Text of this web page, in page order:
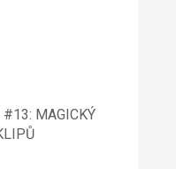
#13: MAGICKÝ